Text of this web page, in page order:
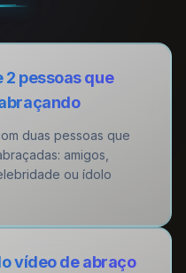
2 pessoas que
duas pessoas que
amigos,
ou ídolo
vídeo de abraço